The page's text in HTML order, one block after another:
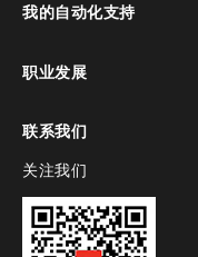
我的自动化支持
职业发展
联系我们
toggle view
关注我们